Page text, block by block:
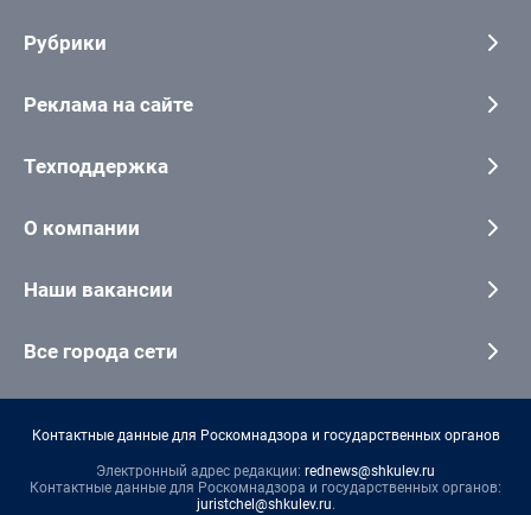
Рубрики
Реклама на сайте
Техподдержка
О компании
Наши вакансии
Все города сети
Контактные данные для Роскомнадзора и государственных органов
Электронный адрес редакции: rednews@shkulev.ru
Контактные данные для Роскомнадзора и государственных органов:
juristchel@shkulev.ru.